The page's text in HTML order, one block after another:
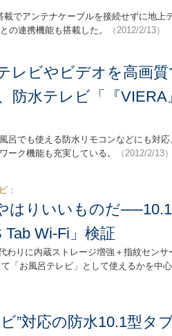
でアンテナケーブルを接続せずに地上
の連携機能も搭載した。
（2012/2/13）
レビやビデオを高画
防水テレビ「『VIERA
呂でも使える防水リモコンなどにも対
ーク機能も充実している。
（2012/2/13）
：
はりいいものだ
Tab Wi-Fi」検証
わりに内蔵ストレージ増強＋指紋セン
「お風呂テレビ」として使えるかを中心
”対応の防水10.1型タ